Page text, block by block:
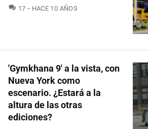
17 COMENTARIOS
HACE 10 AÑOS
'Gymkhana 9' a la vista, con
Nueva York como
escenario. ¿Estará a la
altura de las otras
ediciones?